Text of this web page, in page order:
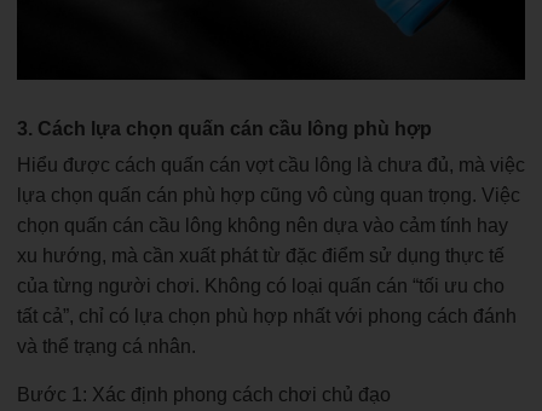
3. Cách lựa chọn quấn cán cầu lông phù hợp
Hiểu được cách quấn cán vợt cầu lông là chưa đủ, mà việc
lựa chọn quấn cán phù hợp cũng vô cùng quan trọng. Việc
chọn quấn cán cầu lông không nên dựa vào cảm tính hay
xu hướng, mà cần xuất phát từ đặc điểm sử dụng thực tế
của từng người chơi. Không có loại quấn cán “tối ưu cho
tất cả”, chỉ có lựa chọn phù hợp nhất với phong cách đánh
và thể trạng cá nhân.
Bước 1: Xác định phong cách chơi chủ đạo